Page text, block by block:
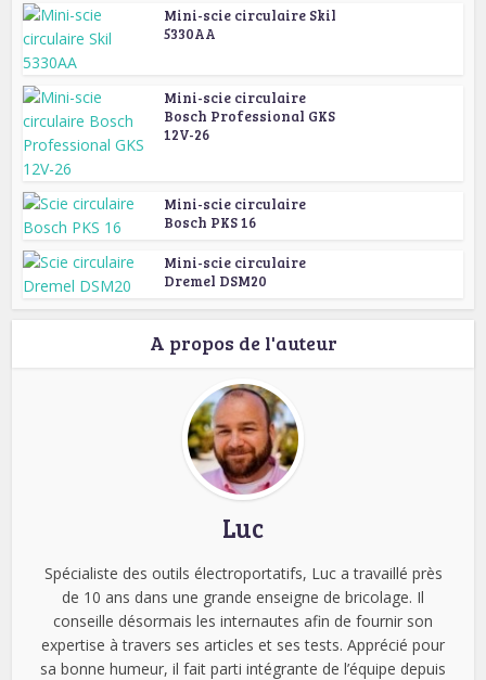
Mini-scie circulaire Skil
5330AA
Mini-scie circulaire
Bosch Professional GKS
12V-26
Mini-scie circulaire
Bosch PKS 16
Mini-scie circulaire
Dremel DSM20
A propos de l'auteur
Luc
Spécialiste des outils électroportatifs, Luc a travaillé près
de 10 ans dans une grande enseigne de bricolage. Il
conseille désormais les internautes afin de fournir son
expertise à travers ses articles et ses tests. Apprécié pour
sa bonne humeur, il fait parti intégrante de l’équipe depuis